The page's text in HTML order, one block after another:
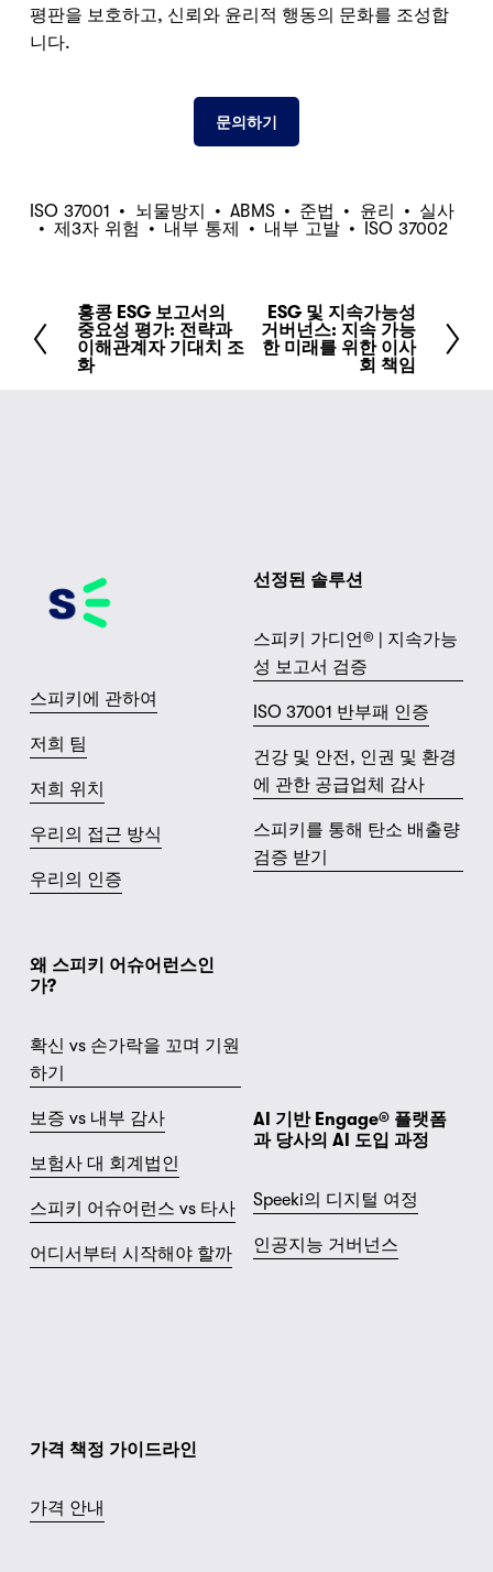
평판을 보호하고, 신뢰와 윤리적 행동의 문화를 조성합
니다.
문의하기
ISO 37001 뇌물방지 ABMS 준법 윤리
실사
제3자 위험
내부 통제 내부 고발 ISO 37002
이
전
홍콩 ESG 보고서의
중요성 평가: 전략과
이해관계자 기대치 조
화
음
ESG 및 지속가능성
거버넌스: 지속 가능
한 미래를 위한 이사
회 책임
가격 안내
선정된 솔루션
스피키 가디언® | 지속가능
성 보고서 검증
ISO 37001 반부패 인증
건강 및 안전, 인권 및 환경
에 관한 공급업체 감사
스피키를 통해 탄소 배출량
검증 받기
스피키에 관하여
저희 팀
저희 위치
우리의 접근 방식
우리의 인증
왜 스피키 어슈어런스인
가?
확신 vs 손가락을 꼬며 기원
하기
보증 vs 내부 감사
보험사 대 회계법인
스피키 어슈어런스 vs 타사
어디서부터 시작해야 할까
가격 책정 가이드라인
AI 기반 Engage® 플랫폼
과 당사의 AI 도입 과정
Speeki의 디지털 여정
인공지능 거버넌스